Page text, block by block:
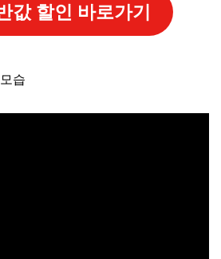
값 할인 바로가기